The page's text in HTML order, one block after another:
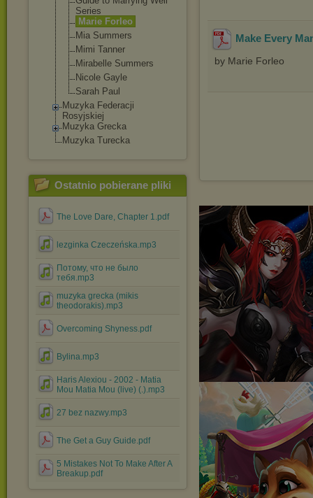
Series
Marie Forleo
Mia Summers
Mimi Tanner
Mirabelle Summers
Nicole Gayle
Sarah Paul
Muzyka Federacji
Rosyjskiej
Muzyka Grecka
Muzyka Turecka
Ostatnio pobierane pliki
The Love Dare, Chapter 1.pdf
lezginka Czeczeńska.mp3
Потому, что не было
тебя.mp3
muzyka grecka (mikis
theodorakis).mp3
Overcoming Shyness.pdf
Bylina.mp3
Haris Alexiou - 2002 - Matia
Mou Matia Mou (live) (.).mp3
27 bez nazwy.mp3
The Get a Guy Guide.pdf
5 Mistakes Not To Make After A
Breakup.pdf
Make Every
by Marie Forleo